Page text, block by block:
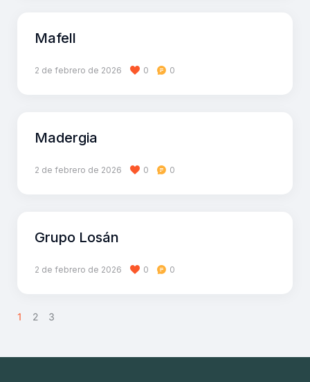
Mafell
2 de febrero de 2026 0 0
Madergia
2 de febrero de 2026 0 0
Grupo Losán
2 de febrero de 2026 0 0
1 2 3